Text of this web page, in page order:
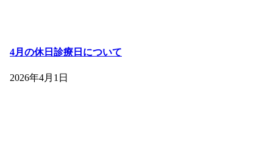
4月の休日診療日について
2026年4月1日